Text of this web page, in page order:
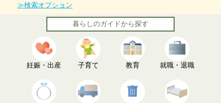
≫検索オプション
暮らしのガイドから探す
妊娠・出産 子育て 教育 就職・退職